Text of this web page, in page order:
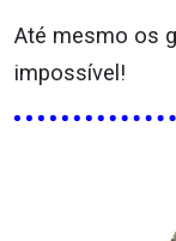
Até mesmo os
impossível!